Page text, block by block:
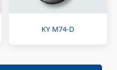
KY M74-D